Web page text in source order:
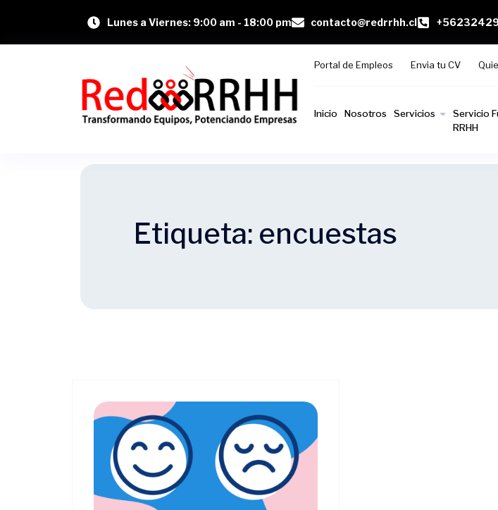
Lunes a Viernes: 9:00 am - 18:00 pm contacto@redrrhh.cl
Portal de Empleos Envia tu CV
Inicio Nosotros Servicios
Servicio
RRHH
Etiqueta: encuestas